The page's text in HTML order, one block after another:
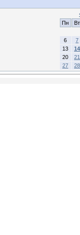
Пн
Вт
6
7
13
14
20
21
27
28